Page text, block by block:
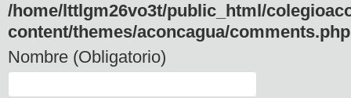
/home/lttlgm26vo3t/public_html/
content/themes/aconcagua/comments.php
Nombre (Obligatorio)